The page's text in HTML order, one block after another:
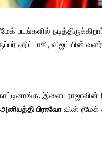
படங்களில்
ஹிட்டாகி, விஜய்யின்
அனியத்தி பிராவோவின் ரீமேக்